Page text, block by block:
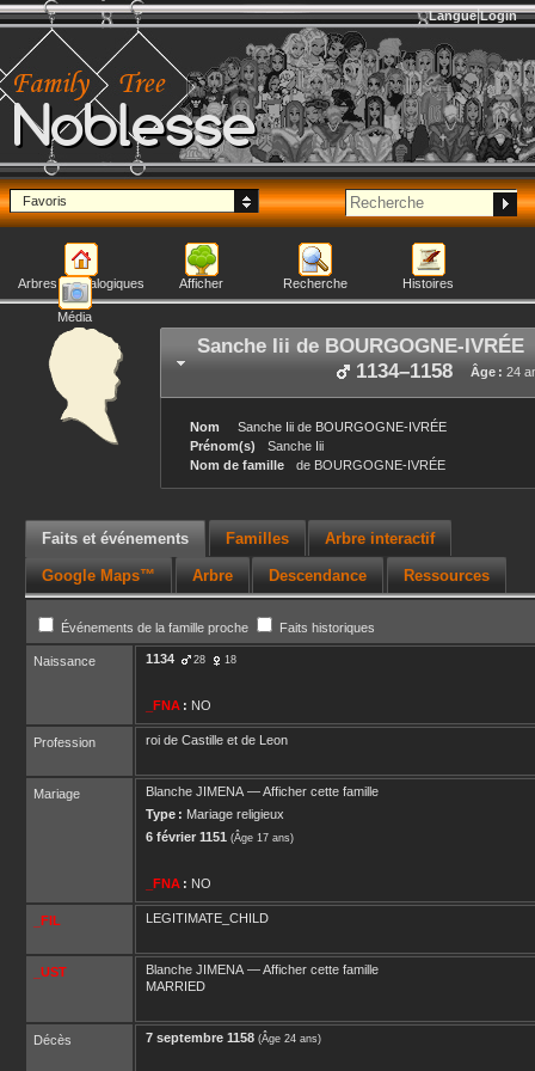
Noblesse
Langue Login
Favoris
Arbres généalogiques Afficher Recherche Histoires
Média
Sanche Iii de BOURGOGNE-IVRÉE
Âge : 24
1134–1158
Nom Sanche Iii de BOURGOGNE-IVRÉE
Prénom(s)
Sanche Iii
Nom de famille
de BOURGOGNE-IVRÉE
Faits et événements Familles Arbre interactif
Google Maps™ Arbre Descendance Ressources
Événements de la famille proche Faits historiques
Naissance 1134 28 18
_FNA : NO
Profession roi de Castille et de Leon
Mariage Blanche JIMENA —Afficher cette famille
Type : Mariage religieux
6 février 1151 (Âge 17 ans)
_FNA : NO
_FIL LEGITIMATE_CHILD
_UST Blanche JIMENA —Afficher cette famille
MARRIED
Décès 7 septembre 1158 (Âge 24 ans)